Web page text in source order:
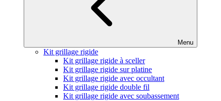
Menu
Kit grillage rigide
Kit grillage rigide à sceller
Kit grillage rigide sur platine
Kit grillage rigide avec occultant
Kit grillage rigide double fil
Kit grillage rigide avec soubassement